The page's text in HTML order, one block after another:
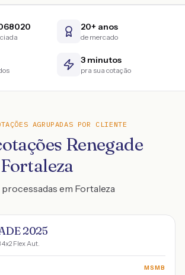
20+ anos
de mercado
3 minutos
pra sua cotação
AGRUPADAS POR CLIENTE
Renegade
em Fortaleza
2025
4x2 Flex Aut.
MSMB